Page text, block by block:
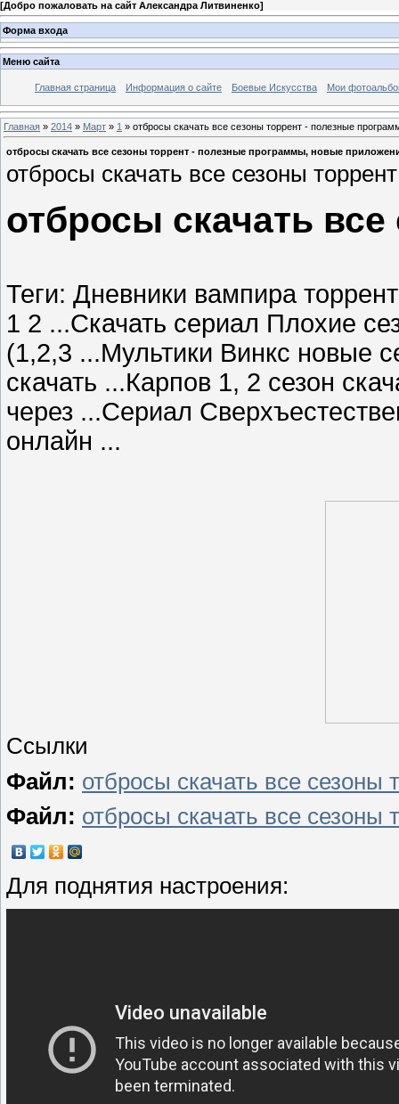
[Добро пожаловать на сайт Александра Литвиненко]
Форма входа
Меню сайта
Главная страница Информация о сайте Боевые Искусства Мои
Главная » 2014 » Март » 1 » отбросы скачать все сезоны торрент - полезные
отбросы скачать все сезоны торрент - полезные программы, новые
отбросы скачать все сезоны торрент
отбросы скачать
Теги: Дневники вампира
1 2 ...Скачать сериал Плохие
(1,2,3 ...Мультики Винкс новые
скачать ...Карпов 1, 2 сезон
через ...Сериал
онлайн ...
Ссылки
Файл: отбросы скачать все сезоны
Файл: отбросы скачать все сезоны
Для поднятия настроения: